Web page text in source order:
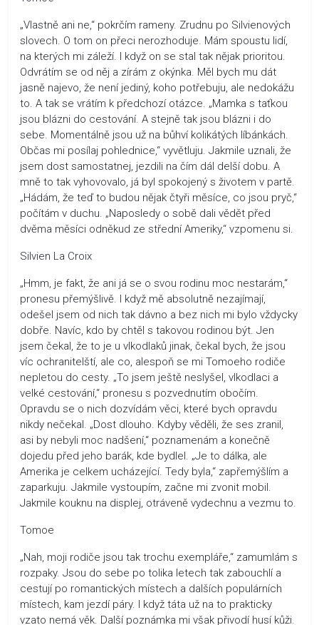
„Vlastně ani ne,“ pokrčím rameny. Zrudnu po Silvienových
slovech. O tom on přeci nerozhoduje. Mám spoustu lidí,
na kterých mi záleží. I když on se stal tak nějak prioritou.
Odvrátím se od něj a zírám z okýnka. Měl bych mu dát
jasně najevo, že není jediný, koho potřebuju, ale nedokážu
to. A tak se vrátím k předchozí otázce. „Mamka s taťkou
jsou blázni do cestování. A stejně tak jsou blázni i do
sebe. Momentálně jsou už na bůhví kolikátých líbánkách.
Občas mi posílaj pohlednice,“ vyvětluju. Jakmile uznali, že
jsem dost samostatnej, jezdili na čím dál delší dobu. A
mně to tak vyhovovalo, já byl spokojený s životem v partě.
„Hádám, že teď to budou nějak čtyři měsíce, co jsou pryč,“
počítám v duchu. „Naposledy o sobě dali vědět před
dvěma měsíci odněkud ze střední Ameriky,“ vzpomenu si.
Silvien La Croix
„Hmm, je fakt, že ani já se o svou rodinu moc nestarám,“
pronesu přemýšlivě. I když mě absolutně nezajímají,
odešel jsem od nich tak dávno a bez nich mi bylo vždycky
dobře. Navíc, kdo by chtěl s takovou rodinou být. Jen
jsem čekal, že to je u vlkodlaků jinak, čekal bych, že jsou
víc ochranitelští, ale co, alespoň se mi Tomoeho rodiče
nepletou do cesty. „To jsem ještě neslyšel, vlkodlaci a
velké cestování,“ pronesu s pozvednutím obočím.
Opravdu se o nich dozvídám věci, které bych opravdu
nikdy nečekal. „Dost dlouho. Kdyby věděli, že ses zranil,
asi by nebyli moc nadšení,“ poznamenám a konečně
dojedu před jeho barák, kde bydlel. „Je to dálka, ale
Amerika je celkem ucházející. Tedy byla,“ zapřemýšlím a
zaparkuju. Jakmile vystoupím, začne mi zvonit mobil.
Jakmile kouknu na displej, otráveně vydechnu a vezmu to.
Tomoe
„Nah, moji rodiče jsou tak trochu exempláře,“ zamumlám s
rozpaky. Jsou do sebe po tolika letech tak zabouchlí a
cestují po romantických místech a dalších populárních
místech, kam jezdí páry. I když táta už na to prakticky
vzato nemá věk. Další poznámka mi však přivodí husí kůži.